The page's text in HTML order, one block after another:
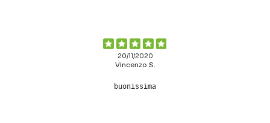
20/11/2020
Vincenzo S.
buonissima